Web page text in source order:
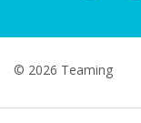
© 2026 Teaming